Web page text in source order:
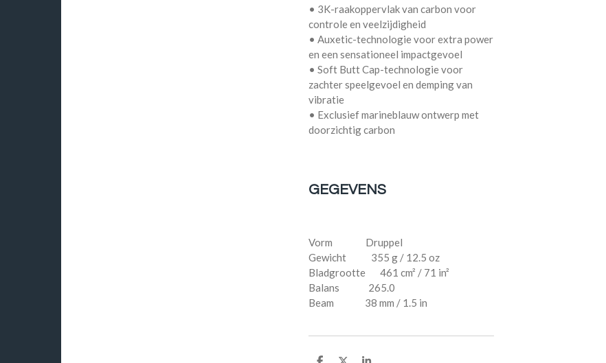
• 3K-raakoppervlak van carbon voor
controle en veelzijdigheid
• Auxetic-technologie voor extra power
en een sensationeel impactgevoel
• Soft Butt Cap-technologie voor
zachter speelgevoel en demping van
vibratie
• Exclusief marineblauw ontwerp met
doorzichtig carbon
GEGEVENS
Vorm Druppel
Gewicht 355 g / 12.5 oz
Bladgrootte 461 cm² / 71 in²
Balans 265.0
Beam 38 mm / 1.5 in